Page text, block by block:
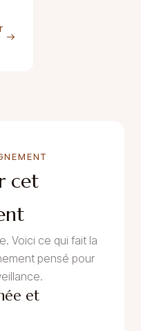
cet
Voici ce qui fait la
pensé pour
et